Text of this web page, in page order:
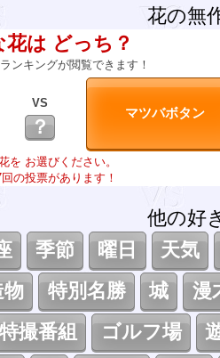
花の無
花は どっち？
ンキングが閲覧できます！
VS
？
を お選びください。
の投票があります！
他の好
季節 曜日
天気
物
特別名勝 城
漫
特撮番組 ゴルフ場